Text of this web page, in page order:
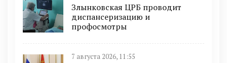
Злынковская ЦРБ проводит
диспансеризацию и
профосмотры
7 августа 2026, 11:55